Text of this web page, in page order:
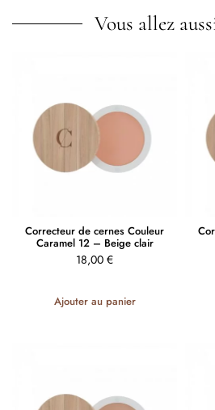
Vous allez
Correcteur de cernes Couleur
Caramel 12 – Beige clair
18,00 €
Ajouter au panier